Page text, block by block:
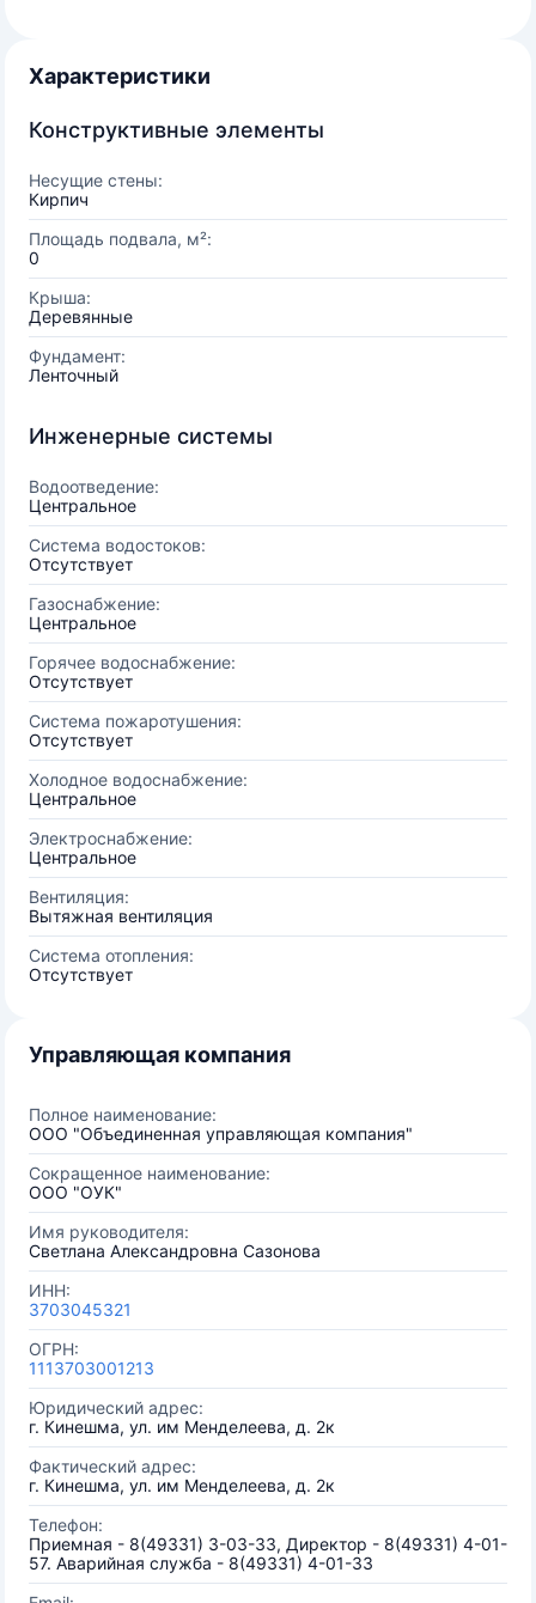
Характеристики
Конструктивные элементы
Несущие стены:
Кирпич
Площадь подвала, м²:
0
Крыша:
Деревянные
Фундамент:
Ленточный
Инженерные системы
Водоотведение:
Центральное
Система водостоков:
Отсутствует
Газоснабжение:
Центральное
Горячее водоснабжение:
Отсутствует
Система пожаротушения:
Отсутствует
Холодное водоснабжение:
Центральное
Электроснабжение:
Центральное
Вентиляция:
Вытяжная вентиляция
Система отопления:
Отсутствует
Управляющая компания
Полное наименование:
ООО "Объединенная управляющая компания"
Сокращенное наименование:
ООО "ОУК"
Имя руководителя:
Светлана Александровна Сазонова
ИНН:
3703045321
ОГРН:
1113703001213
Юридический адрес:
г. Кинешма, ул. им Менделеева, д. 2к
Фактический адрес:
г. Кинешма, ул. им Менделеева, д. 2к
Телефон:
Приемная - 8(49331) 3-03-33, Директор - 8(49331) 4-01-
57. Аварийная служба - 8(49331) 4-01-33